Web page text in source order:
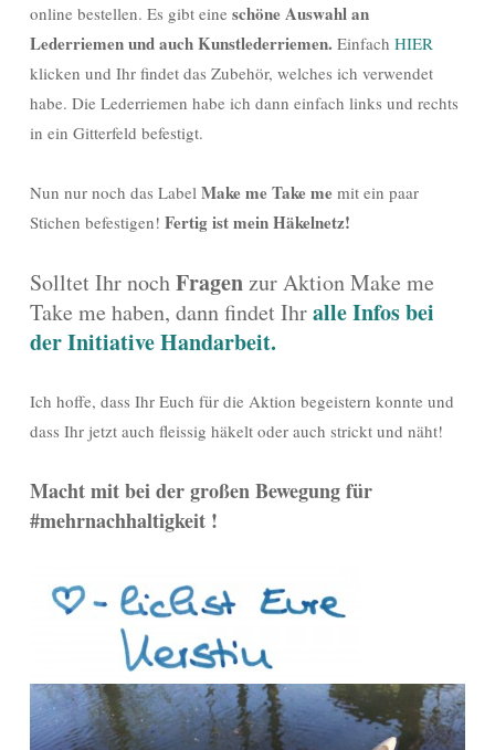
online bestellen. Es gibt eine schöne Auswahl an
Lederriemen und auch Kunstlederriemen. Einfach HIER
klicken und Ihr findet das Zubehör, welches ich verwendet
habe. Die Lederriemen habe ich dann einfach links und rechts
in ein Gitterfeld befestigt.
Nun nur noch das Label Make me Take me mit ein paar
Stichen befestigen! Fertig ist mein Häkelnetz!
Solltet Ihr nochFragenzur Aktion Make me
Take me haben, dann findet Ihralle Infos bei
der Initiative Handarbeit.
Ich hoffe, dass Ihr Euch für die Aktion begeistern konnte und
dass Ihr jetzt auch fleissig häkelt oder auch strickt und näht!
Macht mit bei der großen Bewegung für
#mehrnachhaltigkeit !